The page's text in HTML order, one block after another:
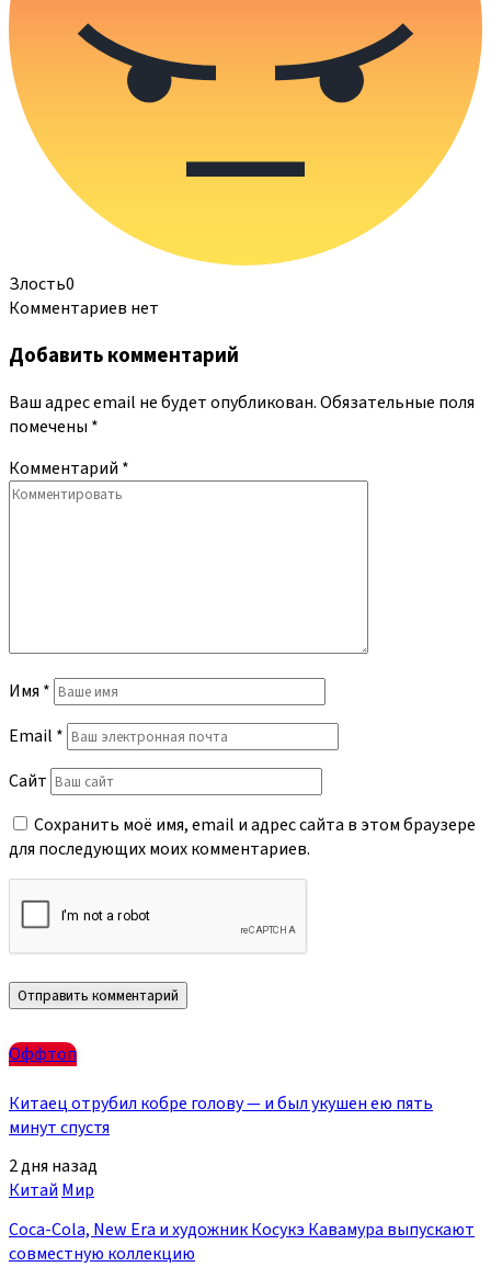
Злость0
Комментариев нет
Добавить комментарий
Ваш адрес email не будет опубликован.Обязательные поля
помечены *
Комментарий *
Имя *
Email *
Сайт
Сохранить моё имя, email и адрес сайта в этом браузере
для последующих моих комментариев.
Оффтоп
Китаец отрубил кобре голову — и был укушен ею пять
минут спустя
2 дня назад
Китай Мир
Coca-Cola, New Era и художник Косукэ Кавамура выпускают
совместную коллекцию